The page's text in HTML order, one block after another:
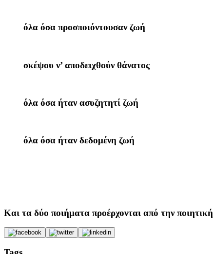
όλα όσα προσποιόντουσαν ζωή
σκέψου ν’ αποδειχθούν θάνατος
όλα όσα ήταν ασυζητητί ζωή
όλα όσα ήταν δεδομένη ζωή
Και τα δύο ποιήματα προέρχονται από την